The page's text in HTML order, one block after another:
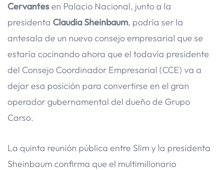
Cervantesen Palacio Nacional, junto a la
presidenta Claudia Sheinbaum, podría ser la
antesala de un nuevo consejo empresarial que se
estaría cocinando ahora que el todavía presidente
del Consejo Coordinador Empresarial (CCE) va a
dejar esa posición para convertirse en el gran
operador gubernamental del dueño de Grupo
Carso.
La quinta reunión pública entre Slim y la presidenta
Sheinbaum confirma que el multimillonario